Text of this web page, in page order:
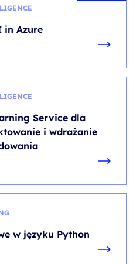
Azure
Service dla
i wdrażanie
w języku Python